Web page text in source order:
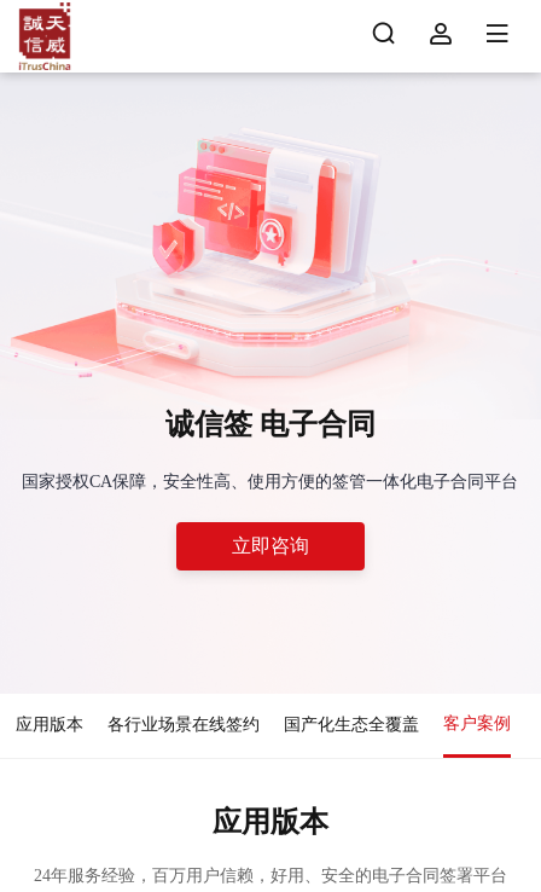
诚信签 电子合同
国家授权CA保障，安全性高、使用方便的签管一体化电子合同平台
立即咨询
应用版本 各行业场景在线签约 国产化生态全覆盖 客户案例
应用版本
24年服务经验，百万用户信赖，好用、安全的电子合同签署平台